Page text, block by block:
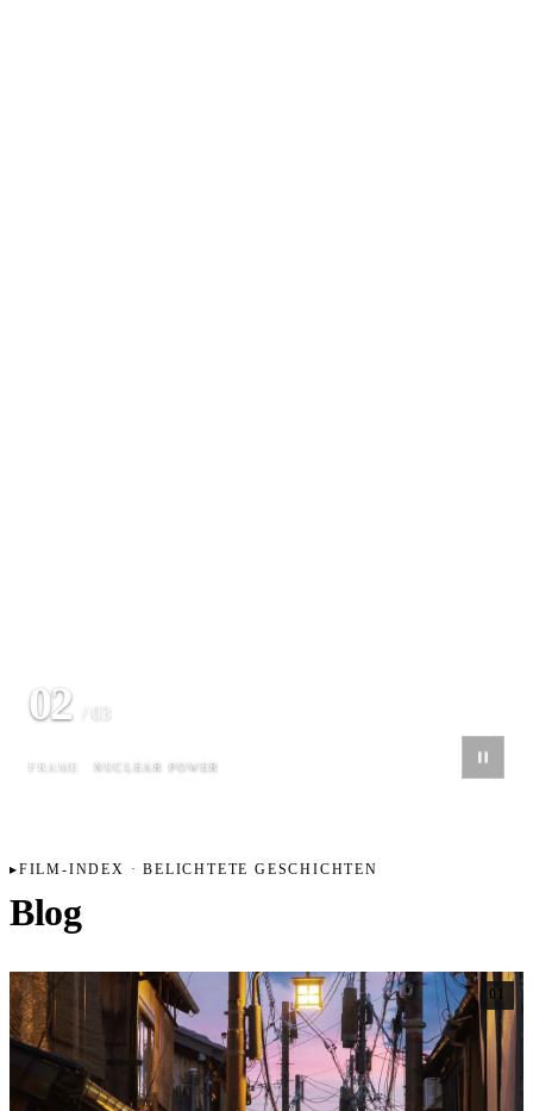
03 / 03
FRAME MUNICH SKYLINE
FILM-INDEX · BELICHTETE GESCHICHTEN
Blog
01